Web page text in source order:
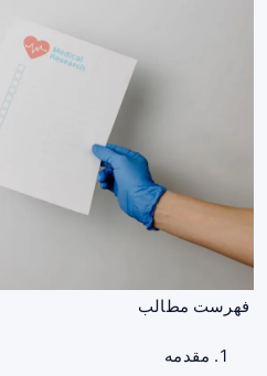
فهرست مطالب
مقدمه